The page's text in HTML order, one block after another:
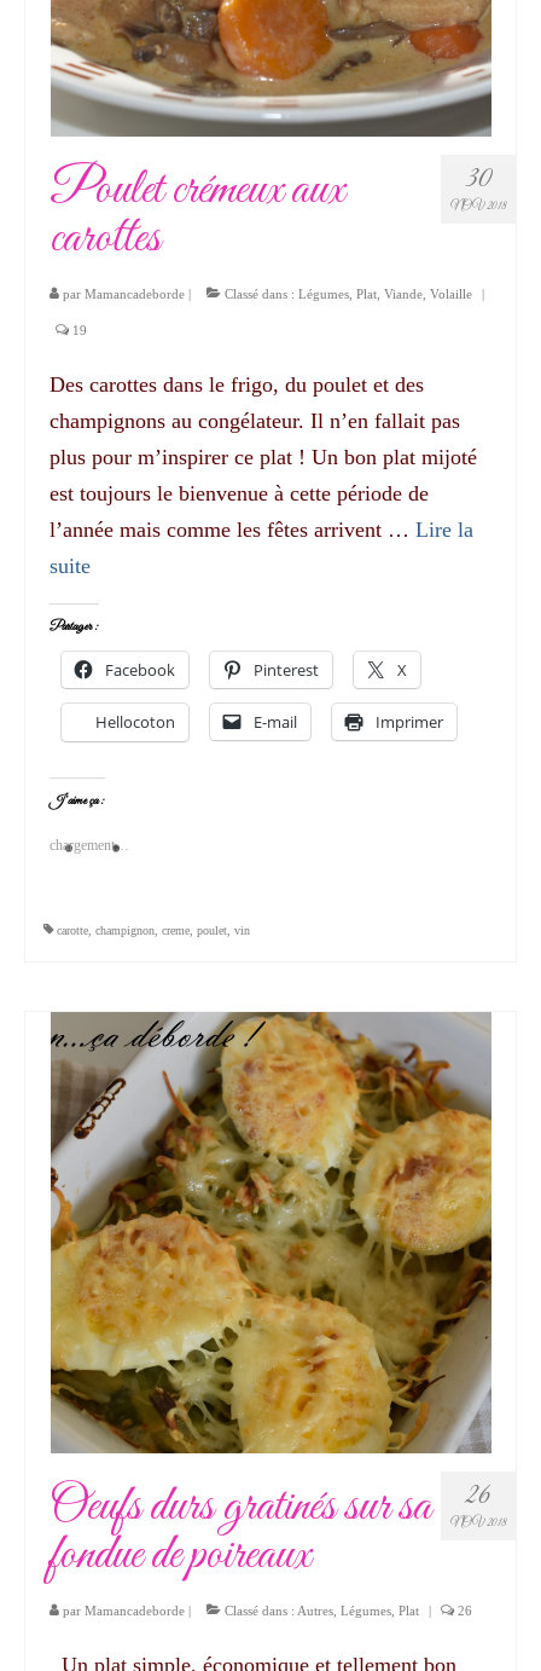
30
NOV 2018
Poulet crémeux aux
carottes
par Mamancadeborde | Classé dans : Légumes Plat Viande Volaille |
19
Des carottes dans le frigo, du poulet et des
champignons au congélateur. Il n’en fallait pas
plus pour m’inspirer ce plat ! Un bon plat mijoté
est toujours le bienvenue à cette période de
l’année mais comme les fêtes arrivent … Lire la
suite­­
Partager :
Facebook Pinterest X
Hellocoton E-mail Imprimer
J’aime ça :
chargement…
carotte champignon creme poulet vin
26
NOV 2018
Oeufs durs gratinés sur sa
fondue de poireaux
par Mamancadeborde | Classé dans : Autres Légumes Plat | 26
Un plat simple, économique et tellement bon